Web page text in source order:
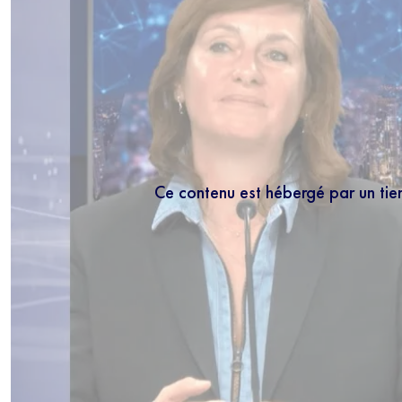
Ce contenu est hébergé par un
Inscrivez-
les
En
régulièrement
connaissance
moment vous